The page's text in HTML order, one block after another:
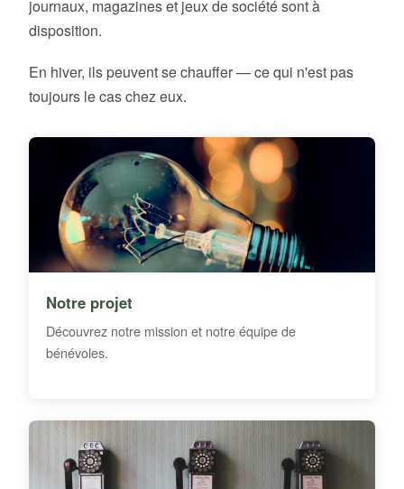
journaux, magazines et jeux de société sont à
disposition.
En hiver, ils peuvent se chauffer — ce qui n'est pas
toujours le cas chez eux.
Notre projet
Découvrez notre mission et notre équipe de
bénévoles.